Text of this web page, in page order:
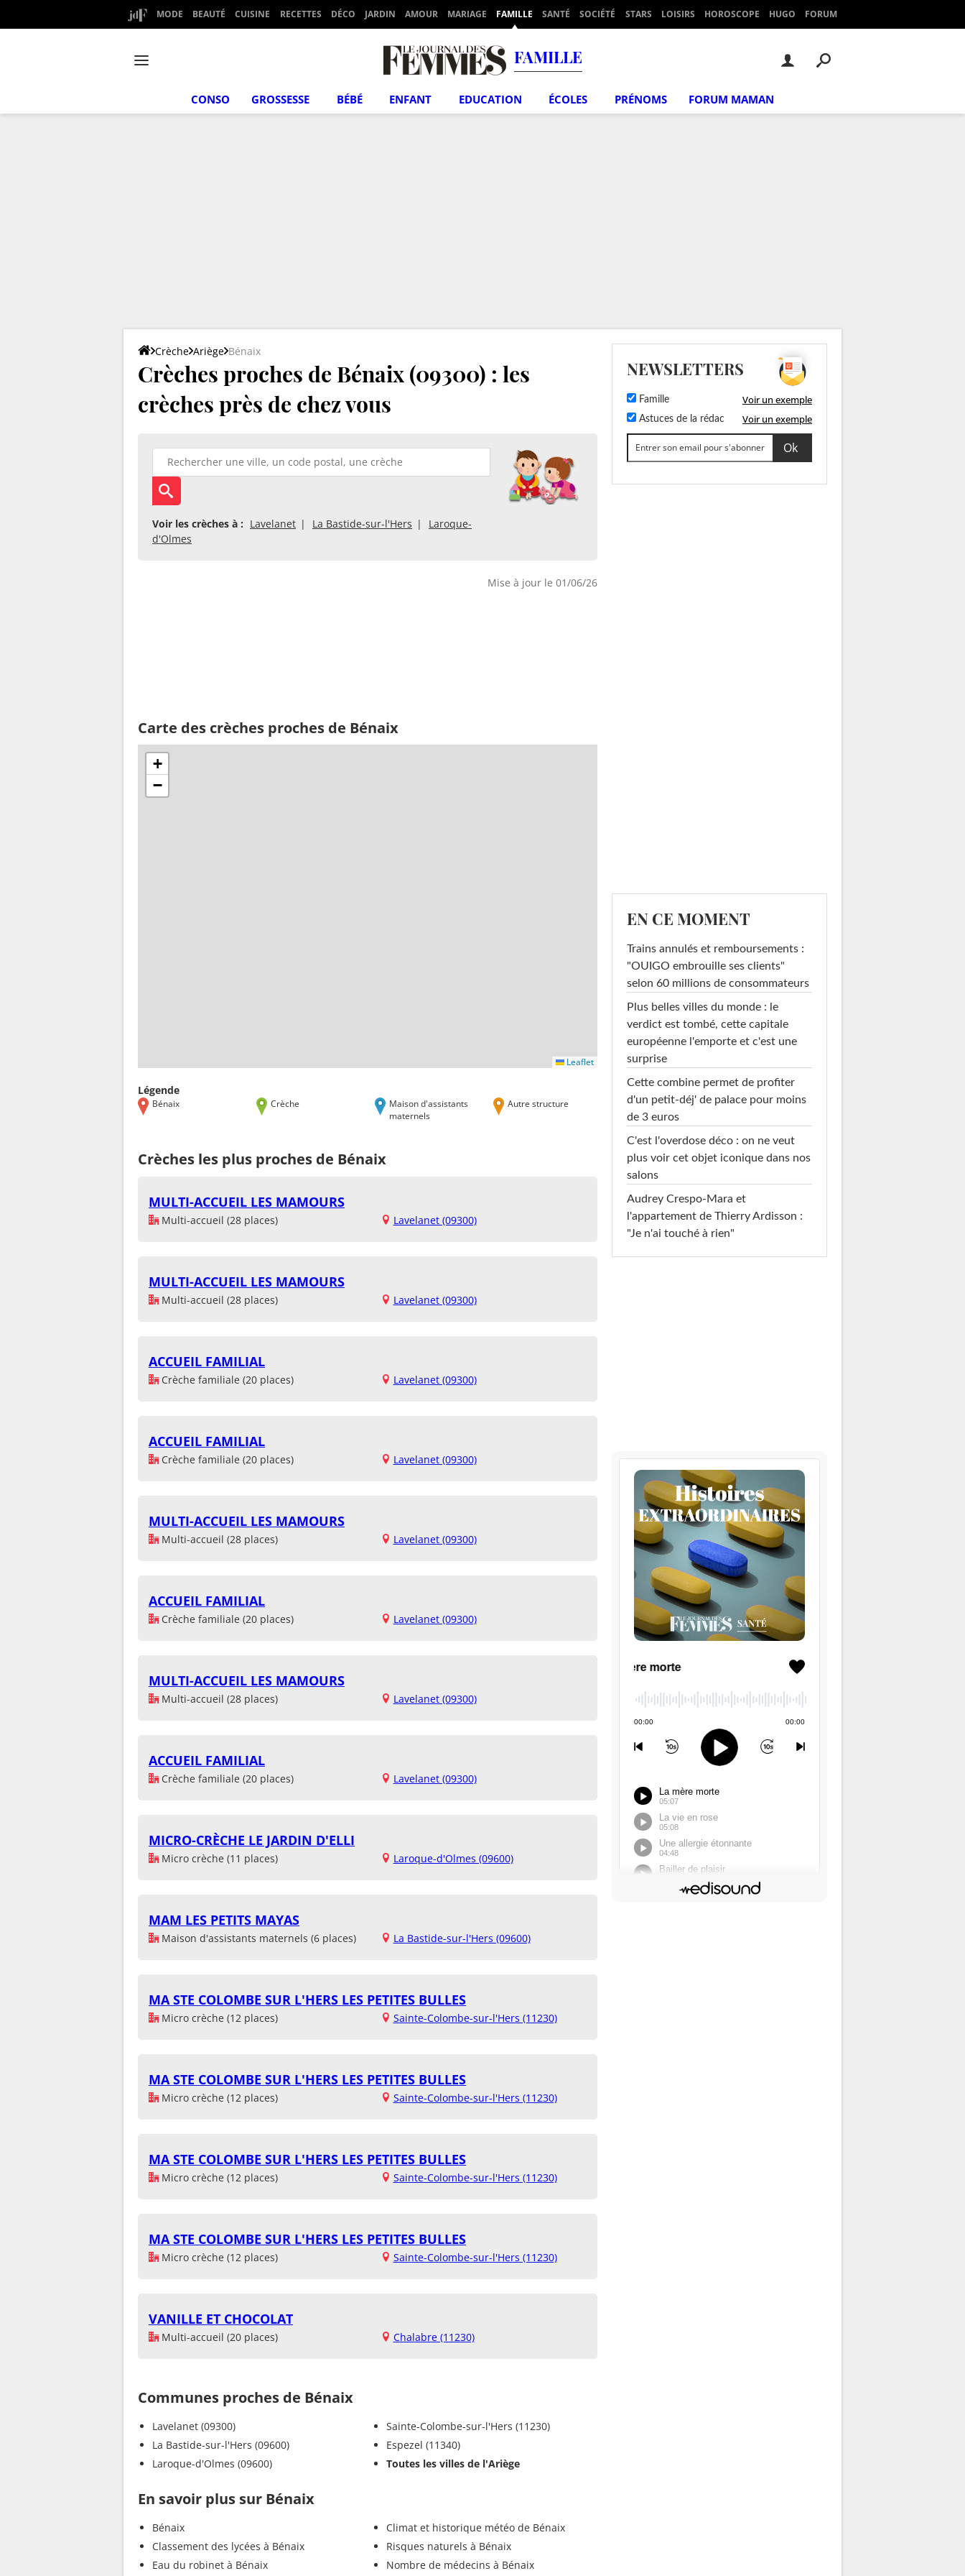
MODE BEAUTÉ CUISINE RECETTES DÉCO JARDIN AMOUR MARIAGE FAMILLE SANTÉ SOCIÉTÉ STARS LOISIRS HOROSCOPE HUGO FORUM
FAMILLE
CONSO GROSSESSE BÉBÉ ENFANT EDUCATION ÉCOLES PRÉNOMS FORUM MAMAN
Crèche Ariège Bénaix
Crèches proches de Bénaix (09300) : les
crèches près de chez vous
Voir les crèches à : Lavelanet La Bastide-sur-l'Hers
Laroque-
d'Olmes
Mise à jour le 01/06/26
Carte des crèches proches de Bénaix
+
−
Leaflet
Légende
Bénaix Crèche
Maison d'assistants
maternels
Autre structure
Crèches les plus proches de Bénaix
MULTI-ACCUEIL LES MAMOURS
Multi-accueil (28 places) Lavelanet (09300)
MULTI-ACCUEIL LES MAMOURS
Multi-accueil (28 places) Lavelanet (09300)
ACCUEIL FAMILIAL
Crèche familiale (20 places) Lavelanet (09300)
ACCUEIL FAMILIAL
Crèche familiale (20 places) Lavelanet (09300)
MULTI-ACCUEIL LES MAMOURS
Multi-accueil (28 places) Lavelanet (09300)
ACCUEIL FAMILIAL
Crèche familiale (20 places) Lavelanet (09300)
MULTI-ACCUEIL LES MAMOURS
Multi-accueil (28 places) Lavelanet (09300)
ACCUEIL FAMILIAL
Crèche familiale (20 places) Lavelanet (09300)
MICRO-CRÈCHE LE JARDIN D'ELLI
Micro crèche (11 places) Laroque-d'Olmes (09600)
MAM LES PETITS MAYAS
Maison d'assistants maternels (6 places) La Bastide-sur-l'Hers (09600)
MA STE COLOMBE SUR L'HERS LES PETITES BULLES
Micro crèche (12 places) Sainte-Colombe-sur-l'Hers (11230)
MA STE COLOMBE SUR L'HERS LES PETITES BULLES
Micro crèche (12 places) Sainte-Colombe-sur-l'Hers (11230)
MA STE COLOMBE SUR L'HERS LES PETITES BULLES
Micro crèche (12 places) Sainte-Colombe-sur-l'Hers (11230)
MA STE COLOMBE SUR L'HERS LES PETITES BULLES
Micro crèche (12 places) Sainte-Colombe-sur-l'Hers (11230)
VANILLE ET CHOCOLAT
Multi-accueil (20 places) Chalabre (11230)
Communes proches de Bénaix
Lavelanet (09300)
La Bastide-sur-l'Hers (09600)
Laroque-d'Olmes (09600)
Sainte-Colombe-sur-l'Hers (11230)
Espezel (11340)
Toutes les villes de l'Ariège
En savoir plus sur Bénaix
Bénaix
Classement des lycées à Bénaix
Eau du robinet à Bénaix
Climat et historique météo de Bénaix
Risques naturels à Bénaix
Nombre de médecins à Bénaix
NEWSLETTERS
Famille Voir un exemple
Astuces de la rédac Voir un exemple
EN CE MOMENT
Trains annulés et remboursements :
"OUIGO embrouille ses clients"
selon 60 millions de consommateurs
Plus belles villes du monde : le
verdict est tombé, cette capitale
européenne l'emporte et c'est une
surprise
Cette combine permet de profiter
d'un petit-déj' de palace pour moins
de 3 euros
C'est l'overdose déco : on ne veut
plus voir cet objet iconique dans nos
salons
Audrey Crespo-Mara et
l'appartement de Thierry Ardisson :
"Je n'ai touché à rien"